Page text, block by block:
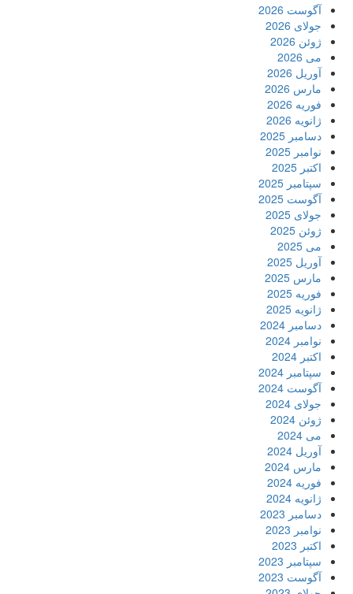
آگوست 2026
جولای 2026
ژوئن 2026
می 2026
آوریل 2026
مارس 2026
فوریه 2026
ژانویه 2026
دسامبر 2025
نوامبر 2025
اکتبر 2025
سپتامبر 2025
آگوست 2025
جولای 2025
ژوئن 2025
می 2025
آوریل 2025
مارس 2025
فوریه 2025
ژانویه 2025
دسامبر 2024
نوامبر 2024
اکتبر 2024
سپتامبر 2024
آگوست 2024
جولای 2024
ژوئن 2024
می 2024
آوریل 2024
مارس 2024
فوریه 2024
ژانویه 2024
دسامبر 2023
نوامبر 2023
اکتبر 2023
سپتامبر 2023
آگوست 2023